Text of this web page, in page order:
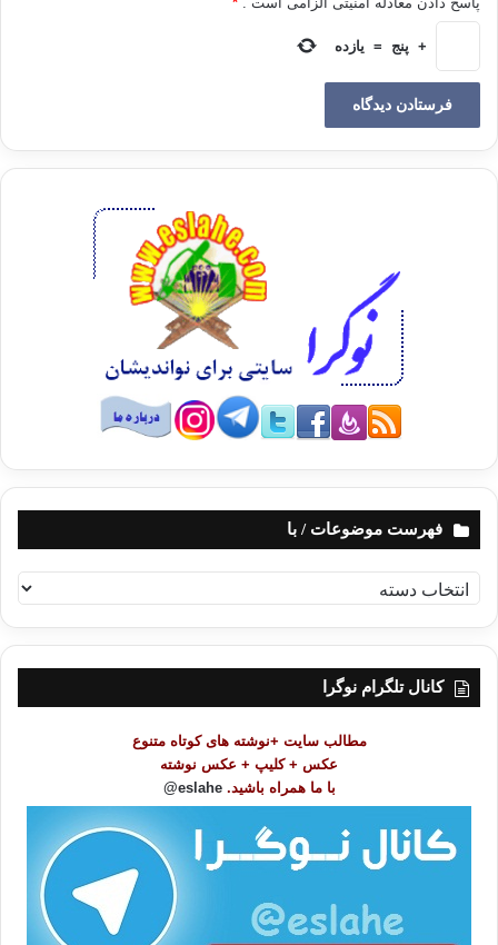
به سعادت رساندن بشر باثبات رسانیده اند و تمدن هایی که بر
اساس این مکاتب برپا گشته اند رو به زوال هستند. و در عوض جنبش
جدید اسلامی در نسلهای کنونی در حال شکل گرفتن است و به
تحقیق پیوستن«آرزوی بزرگ»
——————————————
منبع: روش دعوت نوینسده: مصطفی مشهور / مترجم: عبدالواحد
امیدواری پیروز اسلامگرایان پیروزی دعوت
دعوت اسلامی شکست اسلامگرایان
موفقیت دعوت
+ پنج = یازده
فهرست موضوعات / با
ه
ر
کانال تلگرام نوگرا
مطالب سایت +نوشته های کوتاه متنوع
عکس + کلیپ + عکس نوشته
با ما همراه باشید. eslahe@